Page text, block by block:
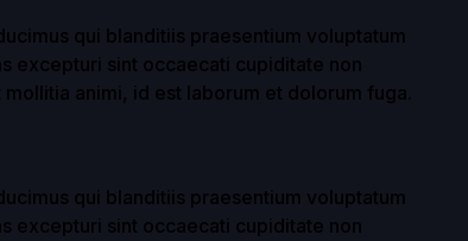
qui blanditiis praesentium voluptatum
excepturi sint occaecati cupiditate non
animi, id est laborum et dolorum fuga.
qui blanditiis praesentium voluptatum
excepturi sint occaecati cupiditate non